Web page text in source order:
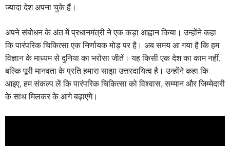
ज्यादा देश अपना चुके हैं।
अपने संबोधन के अंत में प्रधानमंत्री ने एक कड़ा आह्वान किया। उन्होंने कहा
कि पारंपरिक चिकित्सा एक निर्णायक मोड़ पर है। अब समय आ गया है कि हम
विज्ञान के माध्यम से दुनिया का भरोसा जीतें। यह किसी एक देश का काम नहीं,
बल्कि पूरी मानवता के प्रति हमारा साझा उत्तरदायित्व है। उन्होंने कहा कि
आइए, हम संकल्प लें कि पारंपरिक चिकित्सा को विश्वास, सम्मान और जिम्मेदारी
के साथ मिलकर के आगे बढ़ाएंगे।